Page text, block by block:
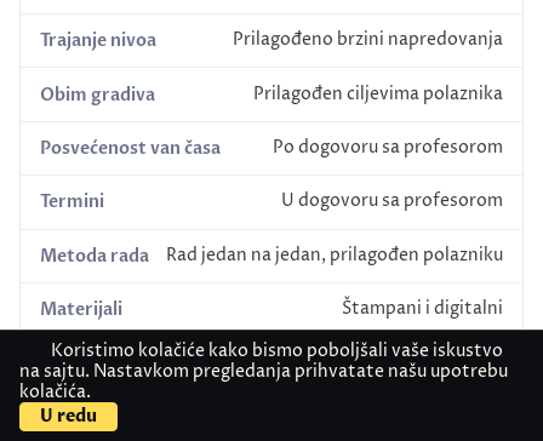
Trajanje nivoa Prilagođeno brzini napredovanja
Obim gradiva Prilagođen ciljevima polaznika
Posvećenost van časa Po dogovoru sa profesorom
Termini U dogovoru sa profesorom
Metoda rada Rad jedan na jedan, prilagođen polazniku
Materijali Štampani i digitalni
Predznanje Od početnika do naprednog nivoa
Praćenje
Koristimo kolačiće kako bismo poboljšali vaše iskustvo
na sajtu. Nastavkom pregledanja prihvatate našu upotrebu
kolačića.
U redu